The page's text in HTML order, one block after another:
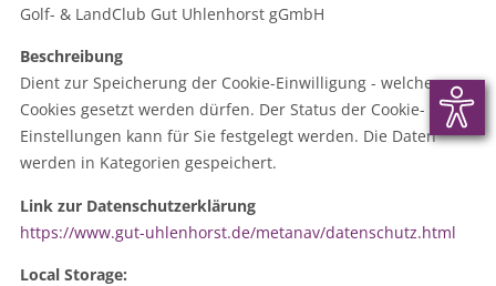
Golf- & LandClub Gut Uhlenhorst gGmbH
Beschreibung
Dient zur Speicherung der Cookie-Einwilligung - welche
Cookies gesetzt werden dürfen. Der Status der Cookie-
Einstellungen kann für Sie festgelegt werden. Die Daten
werden in Kategorien gespeichert.
Link zur Datenschutzerklärung
https://www.gut-uhlenhorst.de/metanav/datenschutz.html
Local Storage: